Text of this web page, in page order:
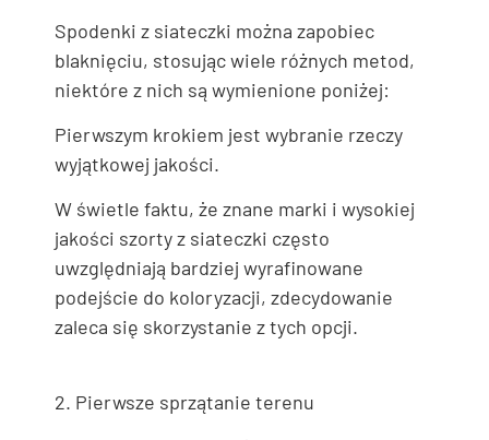
Spodenki z siateczki można zapobiec
blaknięciu, stosując wiele różnych metod,
niektóre z nich są wymienione poniżej:
Pierwszym krokiem jest wybranie rzeczy
wyjątkowej jakości.
W świetle faktu, że znane marki i wysokiej
jakości szorty z siateczki często
uwzględniają bardziej wyrafinowane
podejście do koloryzacji, zdecydowanie
zaleca się skorzystanie z tych opcji.
2. Pierwsze sprzątanie terenu